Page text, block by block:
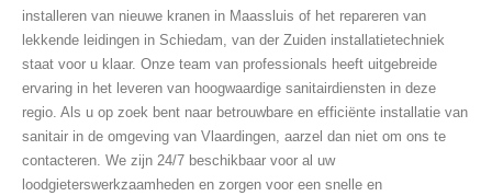
installeren van nieuwe kranen in Maassluis of het repareren van
lekkende leidingen in Schiedam, van der Zuiden installatietechniek
staat voor u klaar. Onze team van professionals heeft uitgebreide
ervaring in het leveren van hoogwaardige sanitairdiensten in deze
regio. Als u op zoek bent naar betrouwbare en efficiënte installatie van
sanitair in de omgeving van Vlaardingen, aarzel dan niet om ons te
contacteren. We zijn 24/7 beschikbaar voor al uw
loodgieterswerkzaamheden en zorgen voor een snelle en